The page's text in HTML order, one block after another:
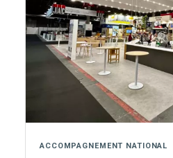
ACCOMPAGNEMENT NATIONAL